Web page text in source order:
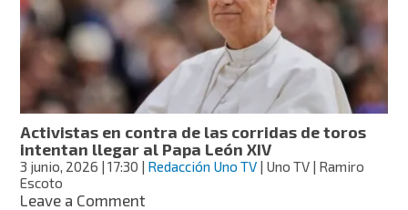
una
gira
marcada
por
la
fe,
la
historia
y
el
Activistas en contra de las corridas de toros
intentan llegar al Papa León XIV
3 junio, 2026 | 17:30 | Redacción Uno TV | Uno TV | Ramiro
Escoto
Leave a Commenton